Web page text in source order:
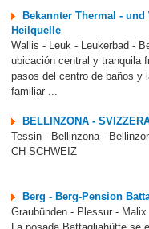
Bekannter Thermal -
Heilquelle
Wallis - Leuk - Leukerbad -
ubicación central y tranquila
pasos del centro de baños y
familiar ...
BELLINZONA -
Tessin - Bellinzona -
CH SCHWEIZ
Berg - Berg-Pension
Graubünden - Plessur - Malix